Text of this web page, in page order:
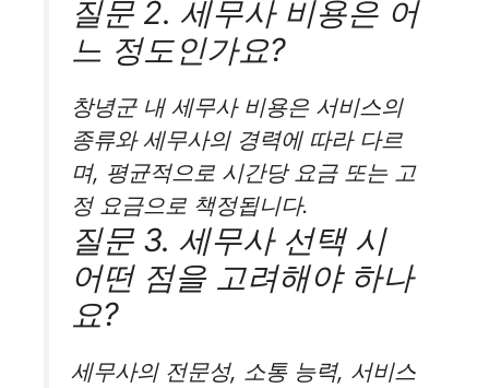
질문 2. 세무사 비용은 어
느 정도인가요?
창녕군 내 세무사 비용은 서비스의
종류와 세무사의 경력에 따라 다르
며, 평균적으로 시간당 요금 또는 고
정 요금으로 책정됩니다.
질문 3. 세무사 선택 시
어떤 점을 고려해야 하나
요?
세무사의 전문성, 소통 능력, 서비스